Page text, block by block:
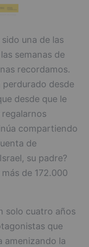
una de las
semanas de
recordamos.
perdurado desde
desde que le
compartiendo
de
su padre?
de 172.000
solo cuatro años
que
amenizando la